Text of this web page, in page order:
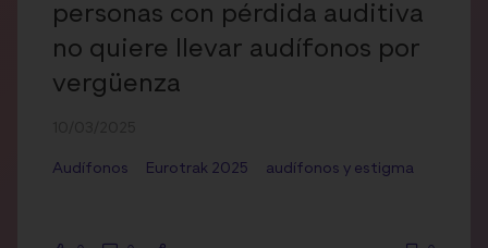
personas con pérdida auditiva
no quiere llevar audífonos por
vergüenza
Audífonos Eurotrak 2025 audífonos y estigma